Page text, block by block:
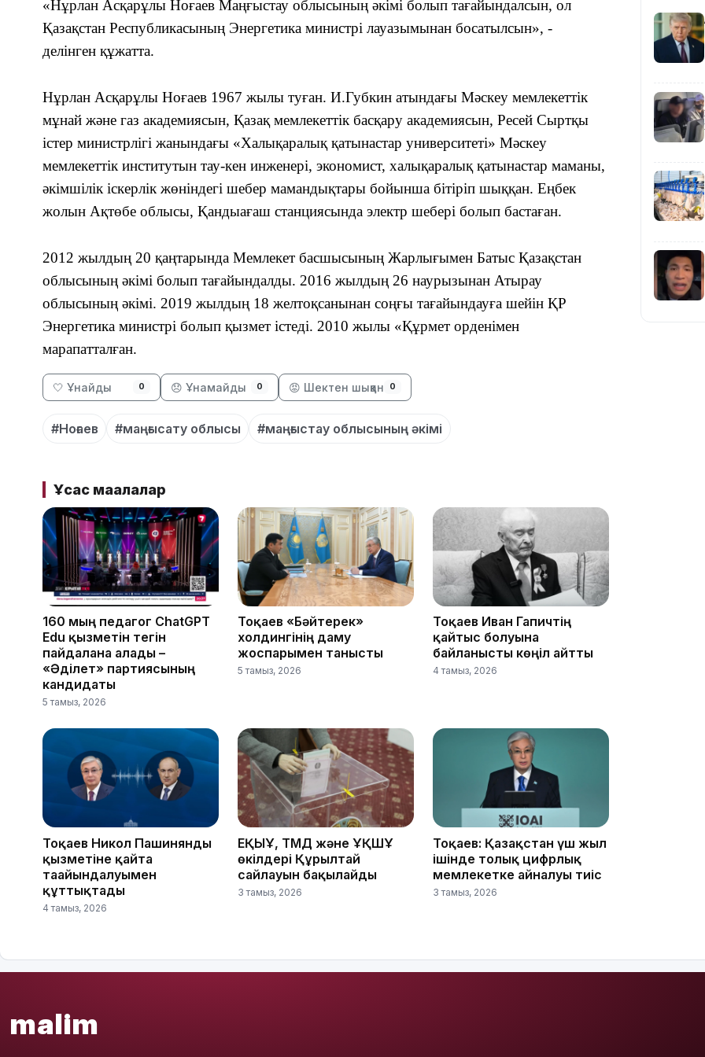
«Нұрлан Асқарұлы Ноғаев Маңғыстау облысының әкімі болып тағайындалсын, ол
Қазақстан Республикасының Энергетика министрі лауазымынан босатылсын», -
делінген құжатта.
Нұрлан Асқарұлы Ноғаев 1967 жылы туған. И.Губкин атындағы Мәскеу мемлекеттік
мұнай және газ академиясын, Қазақ мемлекеттік басқару академиясын, Ресей Сыртқы
істер министрлігі жанындағы «Халықаралық қатынастар университеті» Мәскеу
мемлекеттік институтын тау-кен инженері, экономист, халықаралық қатынастар маманы,
әкімшілік іскерлік жөніндегі шебер мамандықтары бойынша бітіріп шыққан. Еңбек
жолын Ақтөбе облысы, Қандыағаш станциясында электр шебері болып бастаған.
2012 жылдың 20 қаңтарында Мемлекет басшысының Жарлығымен Батыс Қазақстан
облысының әкімі болып тағайындалды. 2016 жылдың 26 наурызынан Атырау
облысының әкімі. 2019 жылдың 18 желтоқсанынан соңғы тағайындауға шейін ҚР
Энергетика министрі болып қызмет істеді. 2010 жылы «Құрмет орденімен
марапатталған.
🤍 Ұнайды 0 😞 Ұнамайды 0 😡 Шектен шыққан 0
#Ноғаев #маңғысату облысы #маңғыстау облысының әкімі
Ұқсас мақалалар
160 мың педагог ChatGPT
Edu қызметін тегін
пайдалана алады –
«Әділет» партиясының
кандидаты
5 тамыз, 2026
Тоқаев «Бәйтерек»
холдингінің даму
жоспарымен танысты
5 тамыз, 2026
Тоқаев Иван Гапичтің
қайтыс болуына
байланысты көңіл айтты
4 тамыз, 2026
Тоқаев Никол Пашинянды
қызметіне қайта
тағайындалуымен
құттықтады
4 тамыз, 2026
ЕҚЫҰ, ТМД және ҰҚШҰ
өкілдері Құрылтай
сайлауын бақылайды
3 тамыз, 2026
Тоқаев: Қазақстан үш жыл
ішінде толық цифрлық
мемлекетке айналуы тиіс
3 тамыз, 2026
18:50
17:33
15:25
malim